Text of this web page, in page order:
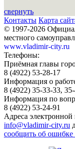
свернуть
Контакты Карта
© 1997-2026
местного
www.vladimir-city.ru
Телефоны:
Приёмная главы
8 (4922) 53-28-17
Информация о
8 (4922) 35-33-33,
Информация по
8 (4922) 53-24-91
Адреса
info@vladimir-city.ru
сообщить об ошибке